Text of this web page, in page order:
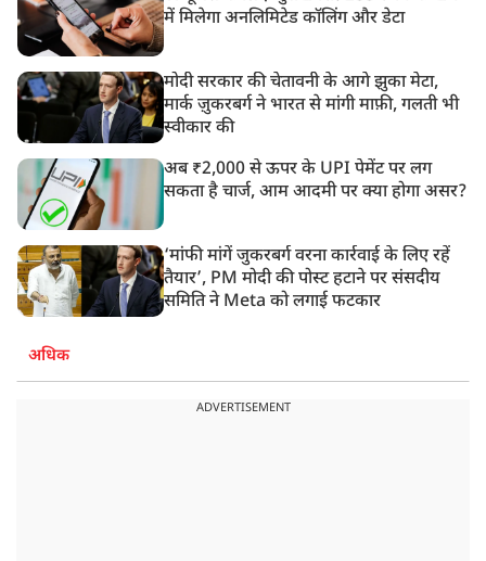
में मिलेगा अनलिमिटेड कॉलिंग और डेटा
मोदी सरकार की चेतावनी के आगे झुका मेटा,
मार्क ज़ुकरबर्ग ने भारत से मांगी माफ़ी, गलती भी
स्वीकार की
अब ₹2,000 से ऊपर के UPI पेमेंट पर लग
सकता है चार्ज, आम आदमी पर क्या होगा असर?
‘मांफी मांगें जुकरबर्ग वरना कार्रवाई के लिए रहें
तैयार’, PM मोदी की पोस्ट हटाने पर संसदीय
समिति ने Meta को लगाई फटकार
अधिक
ADVERTISEMENT